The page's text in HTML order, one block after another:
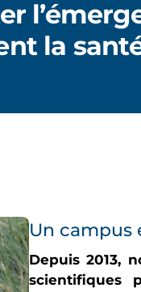
la
Un campus
Depuis 2013,
scientifiques